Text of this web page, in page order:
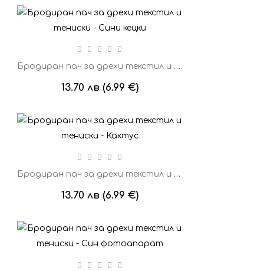
Бродиран пач за дрехи текстил и тениски - Сини кецки
13.70 лв (6.99 €)
Бродиран пач за дрехи текстил и тениски - Кактус
13.70 лв (6.99 €)